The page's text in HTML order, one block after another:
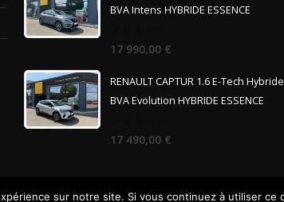
BVA Intens HYBRIDE ESSENCE
0
out
17 990,00 €
RENAULT CAPTUR 1.6 E-Tech
BVA Evolution HYBRIDE ESSENCE
0
out
17 490,00 €
sur notre site. Si vous continuez à utiliser